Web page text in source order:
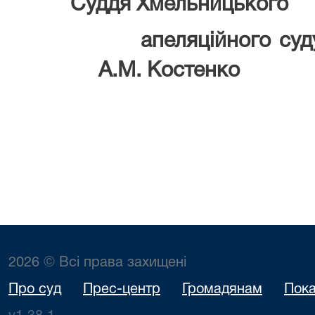
Суддя Хмельницького
А.М. Костенко
2026 © Всі права захищені
Про суд Прес-центр Громадянам